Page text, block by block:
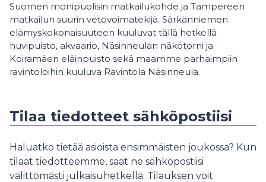
Suomen monipuolisin matkailukohde ja Tampereen
matkailun suurin vetovoimatekijä. Särkänniemen
elämyskokonaisuuteen kuuluvat tällä hetkellä
huvipuisto, akvaario, Näsinneulan näkötorni ja
Koiramäen eläinpuisto sekä maamme parhaimpiin
ravintoloihin kuuluva Ravintola Näsinneula.
Tilaa tiedotteet sähköpostiisi
Haluatko tietää asioista ensimmäisten joukossa? Kun
tilaat tiedotteemme, saat ne sähköpostiisi
välittömästi julkaisuhetkellä. Tilauksen voit